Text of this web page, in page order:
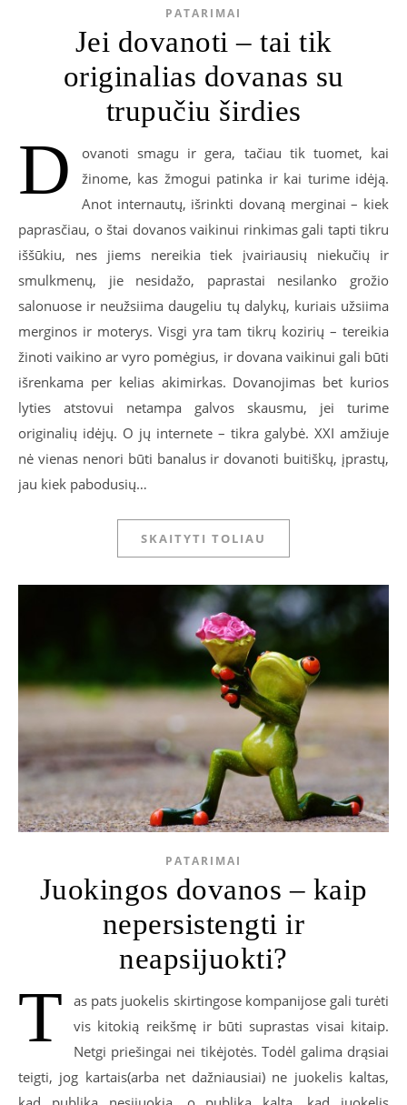
PATARIMAI
Jei dovanoti – tai tik
originalias dovanas su
trupučiu širdies
D
ovanoti smagu ir gera, tačiau tik tuomet, kai
žinome, kas žmogui patinka ir kai turime idėją.
Anot internautų, išrinkti dovaną merginai – kiek
paprasčiau, o štai dovanos vaikinui rinkimas gali tapti tikru
iššūkiu, nes jiems nereikia tiek įvairiausių niekučių ir
smulkmenų, jie nesidažo, paprastai nesilanko grožio
salonuose ir neužsiima daugeliu tų dalykų, kuriais užsiima
merginos ir moterys. Visgi yra tam tikrų kozirių – tereikia
žinoti vaikino ar vyro pomėgius, ir dovana vaikinui gali būti
išrenkama per kelias akimirkas. Dovanojimas bet kurios
lyties atstovui netampa galvos skausmu, jei turime
originalių idėjų. O jų internete – tikra galybė. XXI amžiuje
nė vienas nenori būti banalus ir dovanoti buitiškų, įprastų,
jau kiek pabodusių…
SKAITYTI TOLIAU
PATARIMAI
Juokingos dovanos – kaip
nepersistengti ir
neapsijuokti?
T
as pats juokelis skirtingose kompanijose gali turėti
vis kitokią reikšmę ir būti suprastas visai kitaip.
Netgi priešingai nei tikėjotės. Todėl galima drąsiai
teigti, jog kartais(arba net dažniausiai) ne juokelis kaltas,